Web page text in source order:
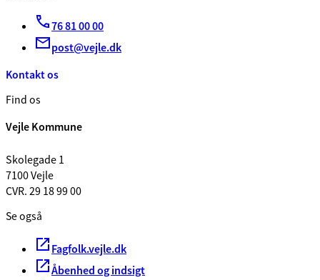
76 81 00 00
post@vejle.dk
Kontakt os
Find os
Vejle Kommune
Skolegade 1
7100 Vejle
CVR. 29 18 99 00
Se også
Fagfolk.vejle.dk
Åbenhed og indsigt